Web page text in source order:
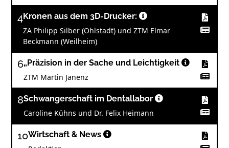
4Kronen aus dem 3D-Drucker:
ZA Philipp Silber (Ohlstadt) und ZTM Elmar
Beckmann (Weilheim)
6„Präzision in der Sache und Leichtigkeit
ZTM Martin Janenz
8Schwangerschaft im Dentallabor
Caroline Kühns und Dr. Felix Heimann
10Wirtschaft & News